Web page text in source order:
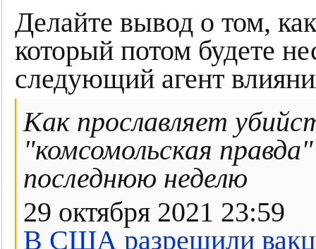
Делайте вывод о том,
который потом будете
следующий агент
Как прославляет
"комсомольская
последнюю неделю
29 октября 2021 23:59
В США разрешили